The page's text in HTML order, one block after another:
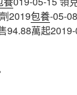
2019包養-05-
94.88萬起